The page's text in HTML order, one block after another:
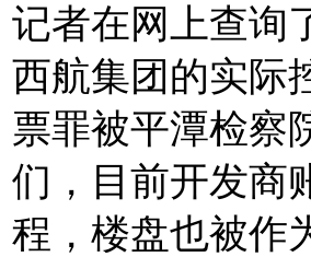
记者在网上查询
西航集团的实际
票罪被平潭检察
们，目前开发商
程，楼盘也被作